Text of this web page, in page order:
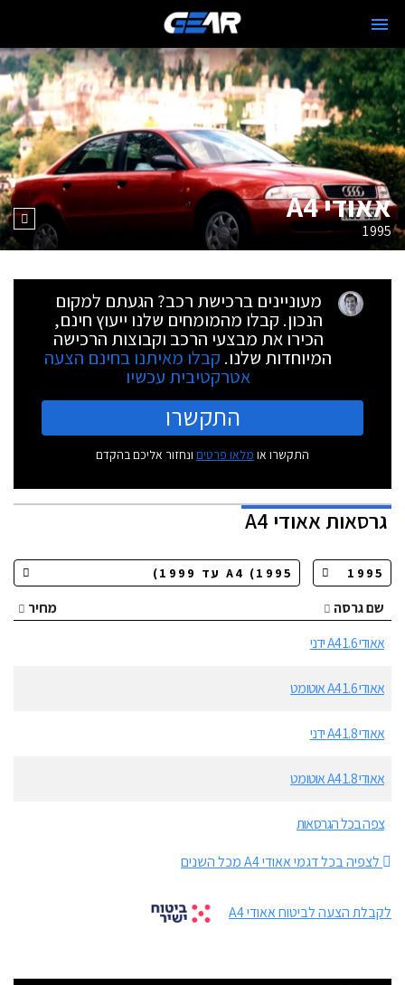
אאודי A4
1995
מעוניינים ברכישת רכב? הגעתם למקום
הנכון. קבלו מהמומחים שלנו ייעוץ חינם,
הכירו את מבצעי הרכב וקבוצות הרכישה
המיוחדות שלנו. קבלו מאיתנו בחינם הצעה
אטרקטיבית עכשיו
התקשרו
התקשרו או מלאו פרטים ונחזור אליכם בהקדם
גרסאותאאודי A4
שם גרסה
מחיר
אאודי A4 1.6 ידני
אאודי A4 1.6 אוטומט
אאודי A4 1.8 ידני
אאודי A4 1.8 אוטומט
צפה בכל הגרסאות
לצפיה בכל דגמי אאודי A4 מכל השנים
לקבלת הצעה לביטוח אאודי A4